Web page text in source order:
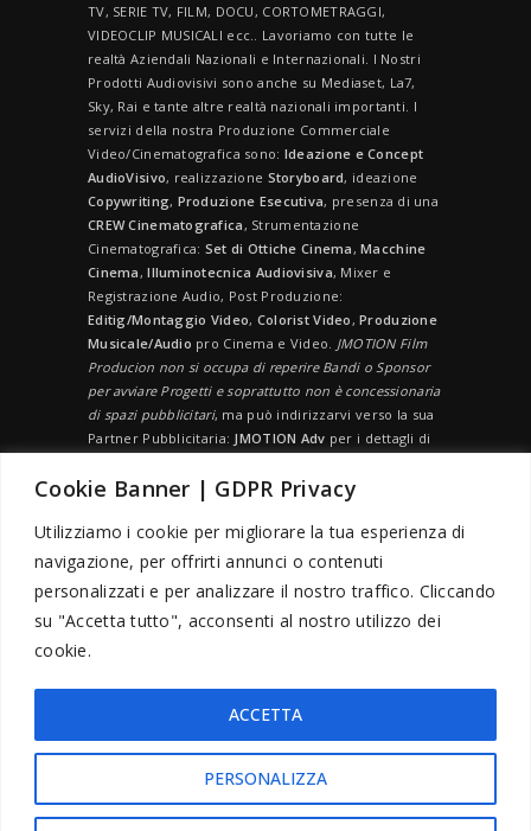
Cookie Banner | GDPR Privacy
Utilizziamo i cookie per migliorare la tua esperienza di
navigazione, per offrirti annunci o contenuti
personalizzati e per analizzare il nostro traffico. Cliccando
su "Accetta tutto", acconsenti al nostro utilizzo dei
cookie.
PERSONALIZZA
ACCETTA
TV, SERIE TV, FILM, DOCU, CORTOMETRAGGI,
VIDEOCLIP MUSICALI ecc.. Lavoriamo con tutte le
realtà Aziendali Nazionali e Internazionali. I Nostri
Prodotti Audiovisivi sono anche su Mediaset, La7,
Sky, Rai e tante altre realtà nazionali importanti. I
servizi della nostra Produzione Commerciale
Video/Cinematografica sono: Ideazione e Concept
AudioVisivo, realizzazione Storyboard, ideazione
Copywriting, Produzione Esecutiva, presenza di una
CREW Cinematografica, Strumentazione
Cinematografica: Set di Ottiche Cinema,Macchine
Cinema,Illuminotecnica Audiovisiva, Mixer e
Registrazione Audio, Post Produzione:
Editig/Montaggio Video, Colorist Video,Produzione
Musicale/Audio pro Cinema e Video. JMOTION Film
Producion non si occupa di reperire Bandi o Sponsor
per avviare Progetti e soprattutto non è concessionaria
di spazi pubblicitari, ma può indirizzarvi verso la sua
Partner Pubblicitaria: JMOTION Adv per i dettagli di
GDPRPRIVACY
GDPR CENTER
JMOTION FILM PRODUCTION| Casa di Produzione
CommercialeCinematograficaeTelevisiva- Viale